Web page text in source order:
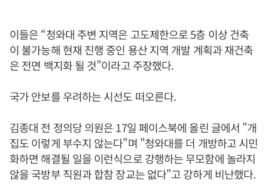
이들은 “청와대 주변 지역은 고도제한으로 5층 이상 건축
이 불가능해 현재 진행 중인 용산 지역 개발 계획과 재건축
은 전면 백지화 될 것”이라고 주장했다.
국가 안보를 우려하는 시선도 떠오른다.
김종대 전 정의당 의원은 17일 페이스북에 올린 글에서 "개
집도 이렇게 부수지 않는다"며 "청와대를 더 개방하고 시민
화하면 해결될 일을 이런식으로 강행하는 무모함에 놀라지
않을 국방부 직원과 합참 장교는 없다"고 강하게 비난했다.